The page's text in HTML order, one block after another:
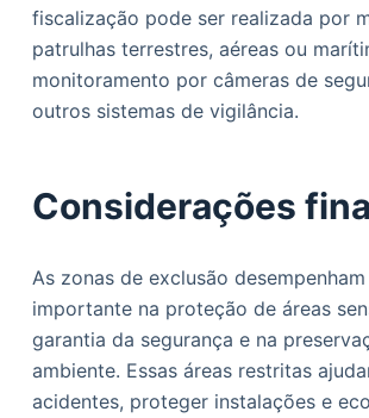
fiscalização pode ser realizada por
patrulhas terrestres, aéreas ou
monitoramento por câmeras de
outros sistemas de vigilância.
Considerações
As zonas de exclusão
importante na proteção de áreas
garantia da segurança e na
ambiente. Essas áreas restritas
acidentes, proteger instalações e